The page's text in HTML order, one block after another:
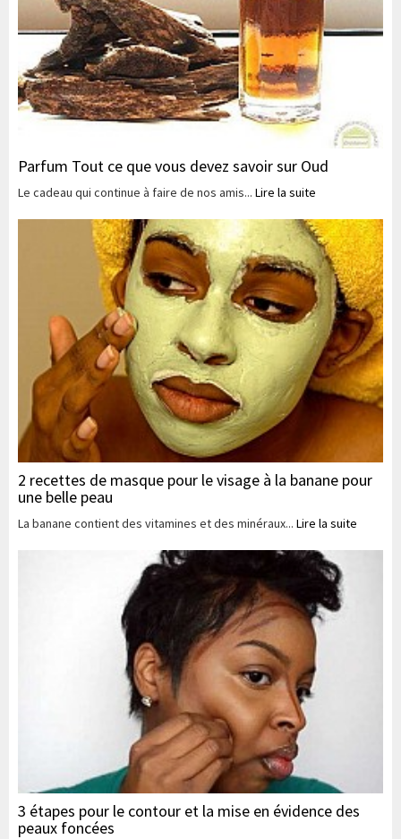
Parfum Tout ce que vous devez savoir sur Oud
Le cadeau qui continue à faire de nos amis... Lire la suite
2 recettes de masque pour le visage à la banane pour
une belle peau
La banane contient des vitamines et des minéraux... Lire la suite
3 étapes pour le contour et la mise en évidence des
peaux foncées